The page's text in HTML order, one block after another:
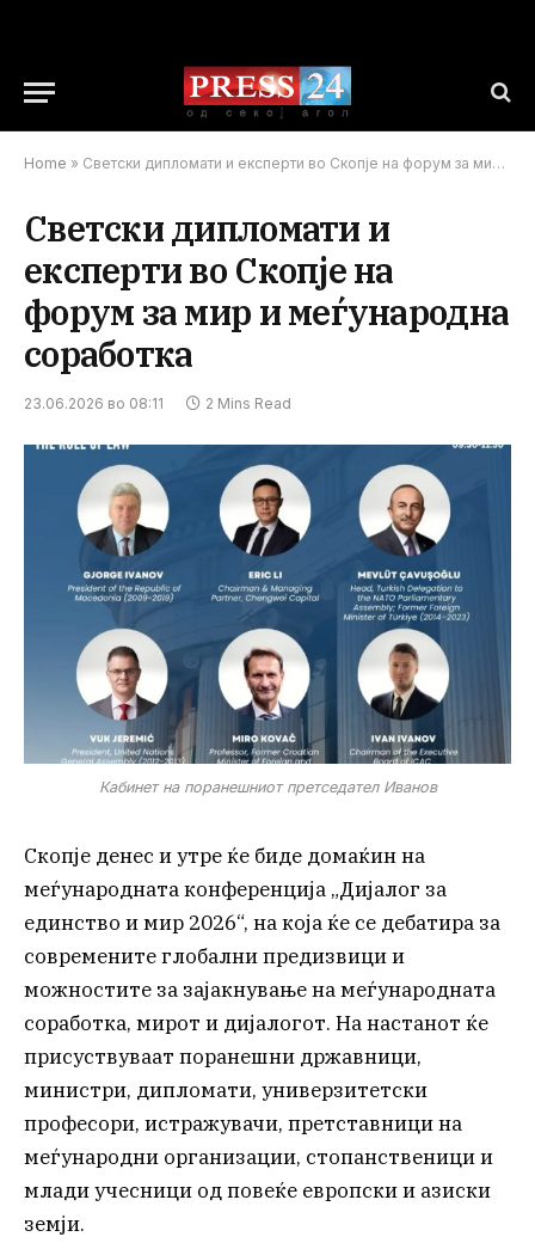
Home » Светски дипломати и експерти во Скопје на форум за мир и меѓународна соработка
Светски дипломати и
експерти во Скопје на
форум за мир и меѓународна
соработка
23.06.2026 во 08:11 2 Mins Read
Кабинет на поранешниот претседател Иванов
Скопје денес и утре ќе биде домаќин на
меѓународната конференција „Дијалог за
единство и мир 2026“, на која ќе се дебатира за
современите глобални предизвици и
можностите за зајакнување на меѓународната
соработка, мирот и дијалогот. На настанот ќе
присуствуваат поранешни државници,
министри, дипломати, универзитетски
професори, истражувачи, претставници на
меѓународни организации, стопанственици и
млади учесници од повеќе европски и азиски
земји.